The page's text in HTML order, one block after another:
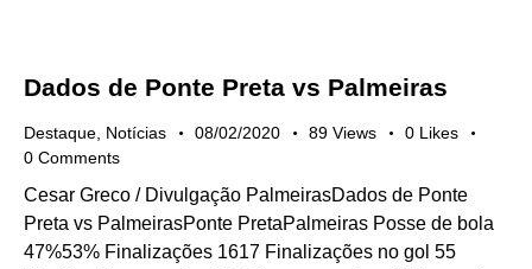
Dados de Ponte Preta vs Palmeiras
Destaque Notícias 08/02/2020 89 Views 0 Likes
0 Comments
Cesar Greco / Divulgação PalmeirasDados de Ponte
Preta vs PalmeirasPonte PretaPalmeiras Posse de bola
47%53% Finalizações 1617 Finalizações no gol 55